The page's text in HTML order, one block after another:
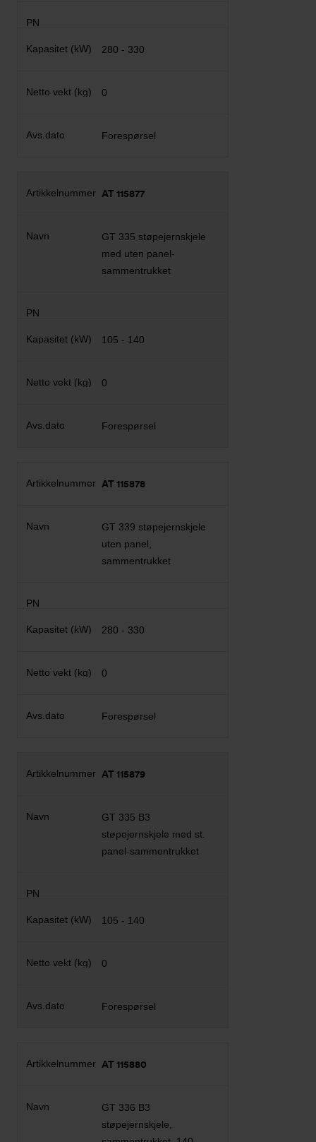
280 - 330
0
Forespørsel
AT 115877
GT 335 støpejernskjele
med uten panel-
sammentrukket
105 - 140
0
Forespørsel
AT 115878
GT 339 støpejernskjele
uten panel,
sammentrukket
280 - 330
0
Forespørsel
AT 115879
GT 335 B3
støpejernskjele med st.
panel-sammentrukket
105 - 140
0
Forespørsel
AT 115880
GT 336 B3
støpejernskjele,